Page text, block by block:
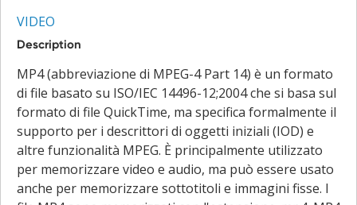
VIDEO
Description
MP4 (abbreviazione di MPEG-4 Part 14) è un formato
di file basato su ISO/IEC 14496-12;2004 che si basa sul
formato di file QuickTime, ma specifica formalmente il
supporto per i descrittori di oggetti iniziali (IOD) e
altre funzionalità MPEG. È principalmente utilizzato
per memorizzare video e audio, ma può essere usato
anche per memorizzare sottotitoli e immagini fisse. I